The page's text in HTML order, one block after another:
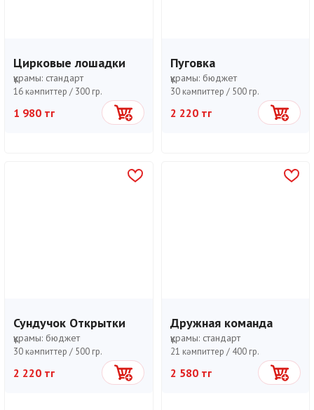
Цирковые лошадки
құрамы: стандарт
16 кәмпиттер / 300 гр.
1 980 тг Себетке
Пуговка
құрамы: бюджет
30 кәмпиттер / 500 гр.
2 220 тг Себетке
Сундучок Открытки
құрамы: бюджет
30 кәмпиттер / 500 гр.
2 220 тг Себетке
Дружная команда
құрамы: стандарт
21 кәмпиттер / 400 гр.
2 580 тг Себетке